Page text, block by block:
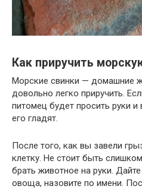
Как приручить
Морские свинки — домашние
довольно легко приручить.
питомец будет просить руки и
его гладят.
После того, как вы завели
клетку. Не стоит быть
брать животное на руки.
овоща, назовите по имени.